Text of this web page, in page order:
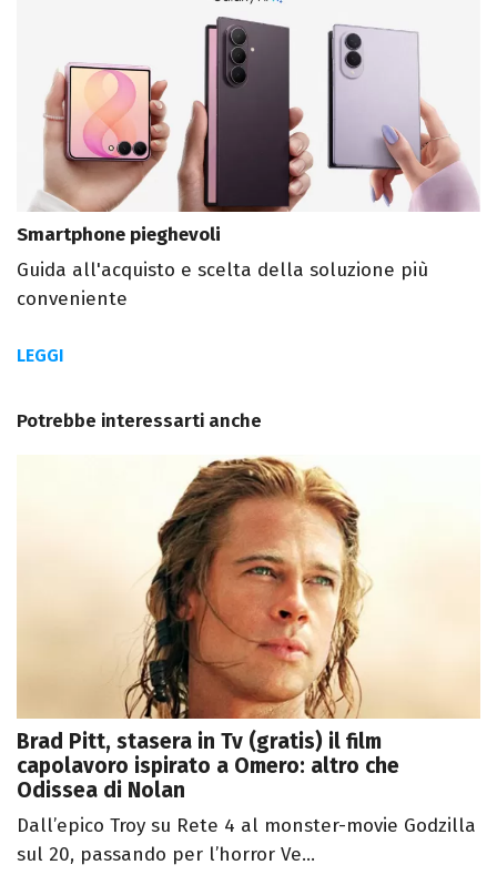
Smartphone pieghevoli
Guida all'acquisto e scelta della soluzione più
conveniente
LEGGI
Potrebbe interessarti anche
Brad Pitt, stasera in Tv (gratis) il film
capolavoro ispirato a Omero: altro che
Odissea di Nolan
Dall’epico Troy su Rete 4 al monster-movie Godzilla
sul 20, passando per l’horror Ve...